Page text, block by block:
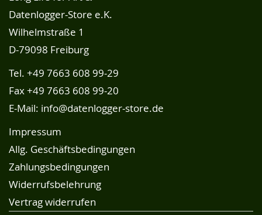
Datenlogger-Store e.K.
Wilhelmstraße 1
D-79098 Freiburg
Tel. +49 7663 608 99-29
Fax +49 7663 608 99-20
E-Mail: info@datenlogger-store.de
Impressum
Allg. Geschäftsbedingungen
Zahlungsbedingungen
Widerrufsbelehrung
Vertrag widerrufen